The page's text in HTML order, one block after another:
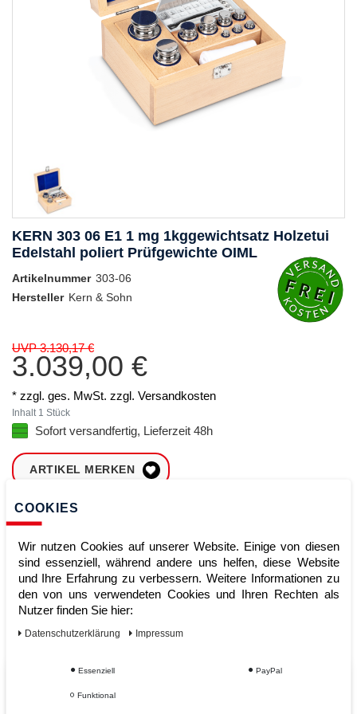
KERN 303 06 E1 1 mg 1kggewichtsatz Holzetui
Edelstahl poliert Prüfgewichte OIML
Artikelnummer 303-06
Hersteller Kern & Sohn
UVP 3.130,17 €
3.039,00 €
* zzgl. ges. MwSt. zzgl. Versandkosten
Inhalt 1 Stück
Sofort versandfertig, Lieferzeit 48h
ARTIKEL MERKEN
ZUM WARENKORB
Sofort lieferbar
Kauf auf Rechnung
COOKIES
Wir nutzen Cookies auf unserer Website. Einige von diesen
sind essenziell, während andere uns helfen, diese Website
und Ihre Erfahrung zu verbessern. Weitere Informationen zu
den von uns verwendeten Cookies und Ihren Rechten als
Nutzer finden Sie hier:
Daten­schutz­erklärung Impressum
Essenziell PayPal
Funktional